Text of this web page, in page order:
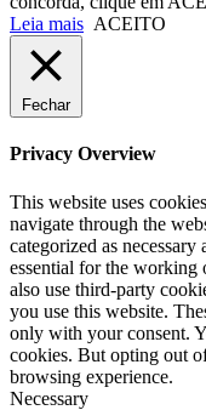
Leia mais ACEITO
Fechar
Privacy Overview
This website uses
navigate through the
categorized as
essential for the working
also use third-party
you use this website.
only with your consent.
cookies. But opting out
browsing experience.
Necessary